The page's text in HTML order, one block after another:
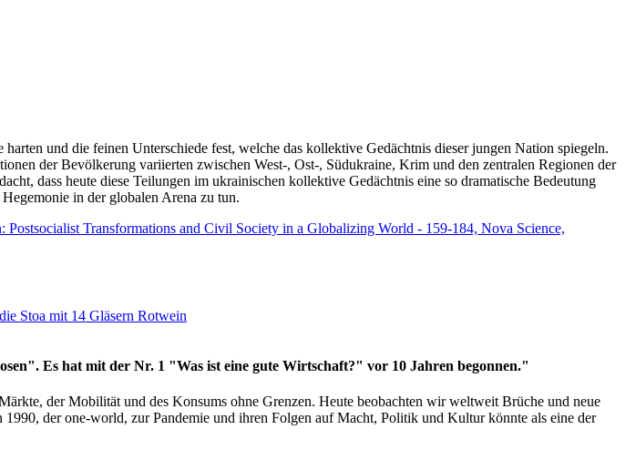
und die feinen Unterschiede fest, welche das kollektive Gedächtnis dieser jungen Nation spiegeln.
der Bevölkerung variierten zwischen West-, Ost-, Südukraine, Krim und den zentralen Regionen der
dass heute diese Teilungen im ukrainischen kollektive Gedächtnis eine so dramatische Bedeutung
in der globalen Arena zu tun.
Transformations and Civil Society in a Globalizing World - 159-184, Nova Science,
Stoa mit 14 Gläsern Rotwein
Es hat mit der Nr. 1 "Was ist eine gute Wirtschaft?" vor 10 Jahren begonnen."
der Mobilität und des Konsums ohne Grenzen. Heute beobachten wir weltweit Brüche und neue
der one-world, zur Pandemie und ihren Folgen auf Macht, Politik und Kultur könnte als eine der